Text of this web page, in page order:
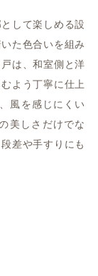
して楽しめる設
た色合いを組み
は、和室側と洋
よう丁寧に仕上
風を感じにくい
美しさだけでな
差や手すりにも